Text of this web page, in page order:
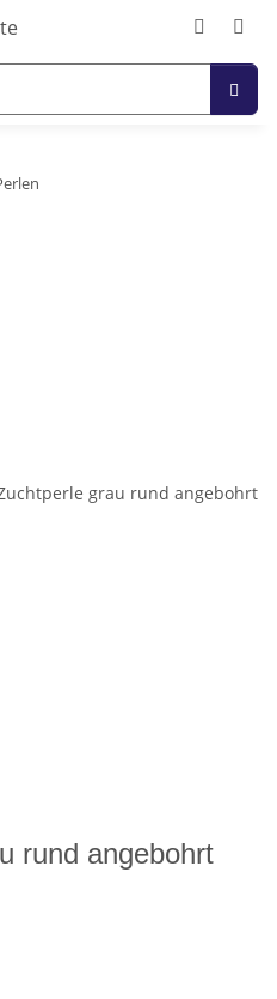
rund angebohrt